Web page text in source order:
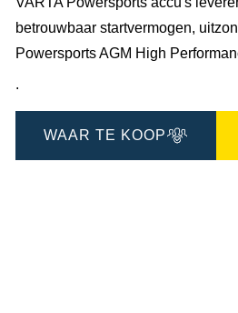
betrouwbaar startvermogen,
Powersports AGM High
.
WAAR TE KOOP